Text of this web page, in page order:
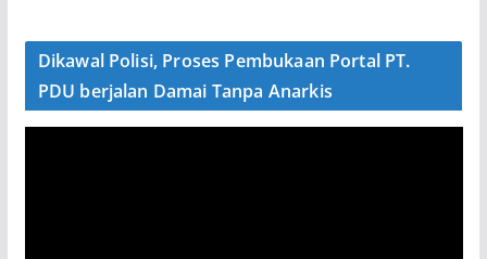
Dikawal Polisi, Proses Pembukaan Portal PT.
PDU berjalan Damai Tanpa Anarkis